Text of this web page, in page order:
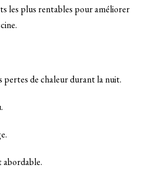
les plus rentables pour améliorer
pertes de chaleur durant la nuit.